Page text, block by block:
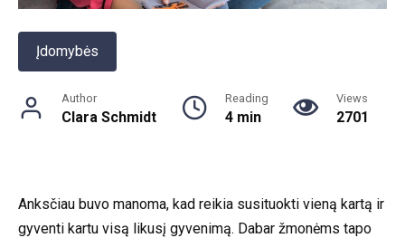
Įdomybės
Author
Clara Schmidt
Reading
4 min
Views
2701
Anksčiau buvo manoma, kad reikia susituokti vieną kartą ir
gyventi kartu visą likusį gyvenimą. Dabar žmonėms tapo